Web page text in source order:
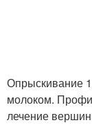
Опрыскивание
молоком.
лечение